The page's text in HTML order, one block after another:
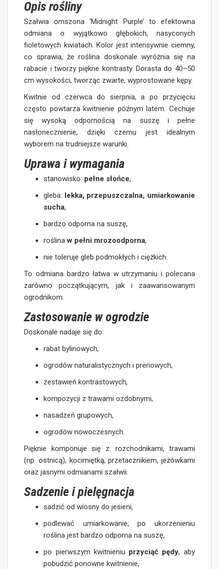
Opis rośliny
Szałwia omszona ‘Midnight Purple’ to efektowna
odmiana o wyjątkowo głębokich, nasyconych
fioletowych kwiatach. Kolor jest intensywnie ciemny,
co sprawia, że roślina doskonale wyróżnia się na
rabacie i tworzy piękne kontrasty. Dorasta do 40–50
cm wysokości, tworząc zwarte, wyprostowane kępy.
Kwitnie od czerwca do sierpnia, a po przycięciu
często powtarza kwitnienie późnym latem. Cechuje
się wysoką odpornością na suszę i pełne
nasłonecznienie, dzięki czemu jest idealnym
wyborem na trudniejsze warunki.
Uprawa i wymagania
stanowisko: pełne słońce,
gleba: lekka, przepuszczalna, umiarkowanie
sucha,
bardzo odporna na suszę,
roślinaw pełni mrozoodporna,
nie toleruje gleb podmokłych i ciężkich.
To odmiana bardzo łatwa w utrzymaniu i polecana
zarówno początkującym, jak i zaawansowanym
ogrodnikom.
Zastosowanie w ogrodzie
Doskonale nadaje się do:
rabat bylinowych,
ogrodów naturalistycznych i preriowych,
zestawień kontrastowych,
kompozycji z trawami ozdobnymi,
nasadzeń grupowych,
ogrodów nowoczesnych.
Pięknie komponuje się z: rozchodnikami, trawami
(np. ostnicą), kocimiętką, przetacznikiem, jeżówkami
oraz jasnymi odmianami szałwii.
Sadzenie i pielęgnacja
sadzić od wiosny do jesieni,
podlewać umiarkowanie; po ukorzenieniu
roślina jest bardzo odporna na suszę,
po pierwszym kwitnieniu przyciąć pędy, aby
pobudzić ponowne kwitnienie,